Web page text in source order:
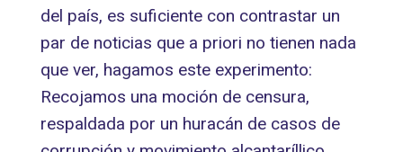
del país, es suficiente con contrastar un
par de noticias que a priori no tienen nada
que ver, hagamos este experimento:
Recojamos una moción de censura,
respaldada por un huracán de casos de